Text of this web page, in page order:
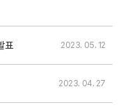
표 2023. 05. 12
2023. 04. 27